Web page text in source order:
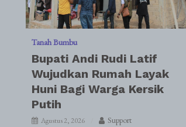
Tanah Bumbu
Bupati Andi Rudi Latif
Wujudkan Rumah Layak
Huni Bagi Warga Kersik
Putih
Agustus 2, 2026 Support